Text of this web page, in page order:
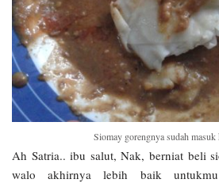
Siomay gorengnya sudah masuk
Ah Satria.. ibu salut, Nak, berniat beli
walo akhirnya lebih baik untukmu